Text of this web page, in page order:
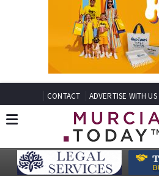
CONTACT ADVERTISE WITH US